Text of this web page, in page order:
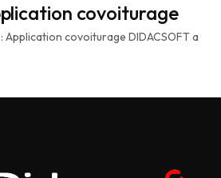
covoiturage
Application covoiturage DIDACSOFT a